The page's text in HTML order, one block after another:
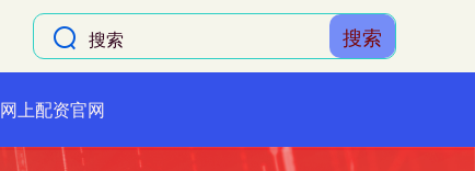
搜索
网上配资官网